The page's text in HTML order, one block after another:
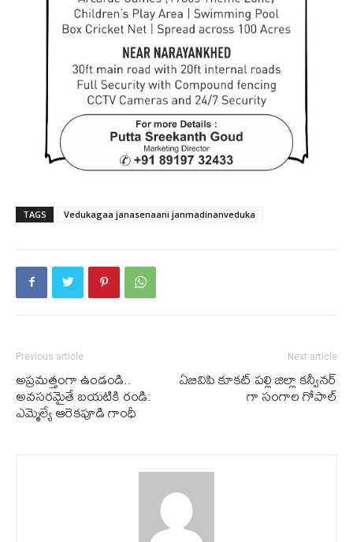
TAGS Vedukagaa janasenaani janmadinanveduka
Previous article
అప్రమత్తంగా ఉండండి..
అవసరమైతే బయటికి రండి:
ఎమ్మెల్యే ఆరెకపూడి గాంధీ
Next article
ఏబివిపి కూకట్ పల్లి జిల్లా కన్వీనర్
గా సంగాల గోపాల్